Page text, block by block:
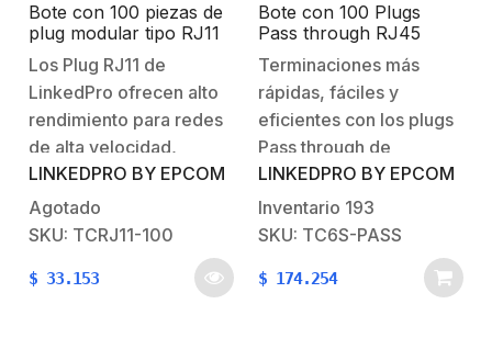
Bote con 100 piezas de
plug modular tipo RJ11
de 4 contactos chapado
de oro a 50 micras
Los Plug RJ11 de
LinkedPro ofrecen alto
rendimiento para redes
de alta velocidad,
chapados en oro con el
mas alto grado de 50
micras mantienen una
conductividad óptima
con el conector RJ11 y
LINKEDPRO BY EPCOM
Agotado
SKU: TCRJ11-100
$ 33.153
Bote con 100 Plugs
Pass through RJ45
Cat6 BLINDADO
chapado de oro a 30
micras para durabilidad
extrema
Terminaciones más
rápidas, fáciles y
eficientes con los plugs
Pass through de
LinkedPro, su diseño de
una sola pieza permite
que los cables pasen a
través del conector de
una manera eficiente,
LINKEDPRO BY EPCOM
Inventario 193
SKU: TC6S-PASS
$ 174.254